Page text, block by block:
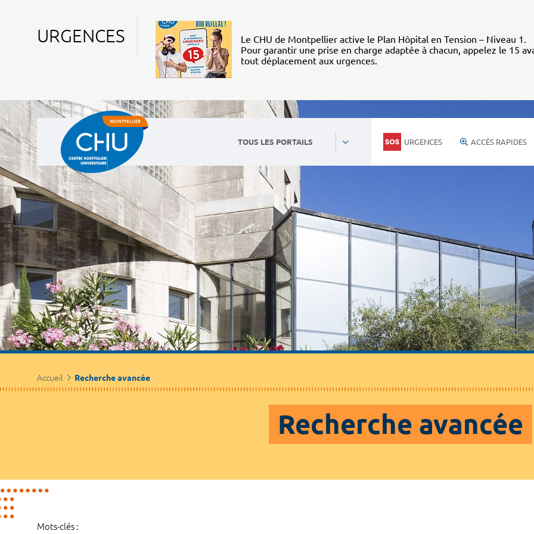
URGENCES
Le CHU de Montpellier active le Plan Hôpital en Tension – Niveau 1.
Pour garantir une prise en charge adaptée à chacun, appelez le 15
tout déplacement aux urgences.
TOUS LES PORTAILS URGENCES ACCÈS RAPIDES
Accueil Recherche avancée
Recherche avancée
Mots-clés :